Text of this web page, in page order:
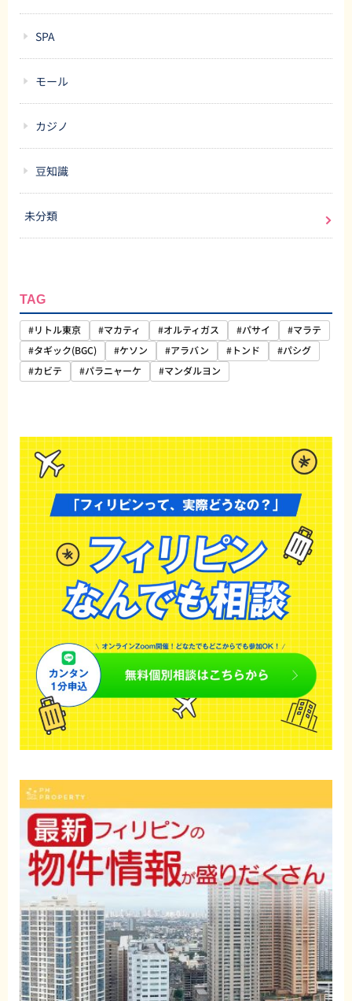
SPA
モール
カジノ
豆知識
未分類
TAG
#リトル東京 #マカティ #オルティガス #パサイ
#マラテ
#タギック(BGC)
#ケソン #アラバン #トンド
#パシグ
#カビテ
#パラニャーケ #マンダルヨン